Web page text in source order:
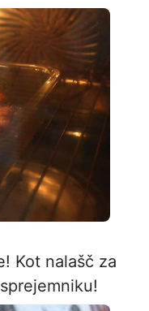
Kot nalašč za